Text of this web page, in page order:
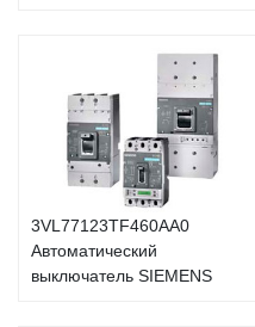
3VL77123TF460AA0
Автоматический
выключатель SIEMENS